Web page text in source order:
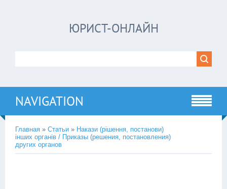
ЮРИСТ-ОНЛАЙН
NAVIGATION
Главная » Статьи » Накази (рішення, постанови)
інших органів / Приказы (решения, постановления)
других органов